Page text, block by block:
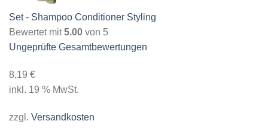
Set - Shampoo Conditioner Styling
Bewertet mit5.00 von 5
Ungeprüfte Gesamtbewertungen
8,19 €
inkl. 19 % MwSt.
zzgl. Versandkosten